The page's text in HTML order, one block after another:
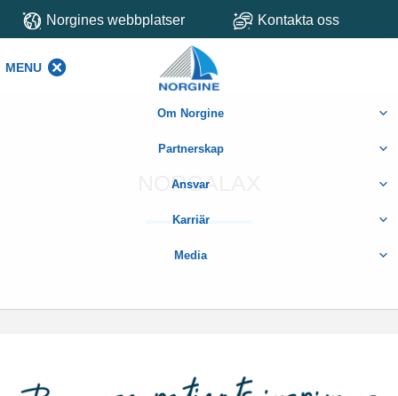
Norgines webbplatser Kontakta oss
MENU
Om Norgine
Partnerskap
Ansvar
Karriär
Media
NORGALAX